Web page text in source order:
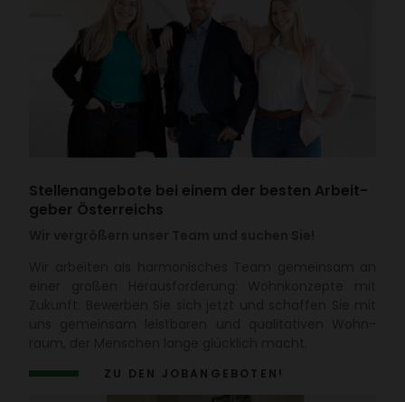
Stel­len­an­ge­bote bei einem der besten Arbeit­
geber Öster­reichs
ZU DEN JOBAN­GE­BOTEN!